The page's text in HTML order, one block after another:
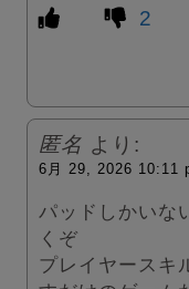
2
匿名 より:
6月 29, 2026 10:11
パッドしかいな
くぞ
プレイヤース